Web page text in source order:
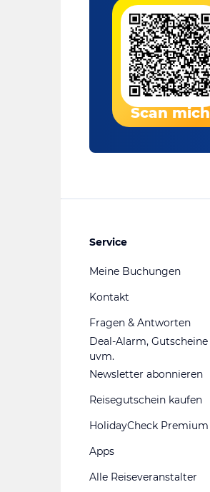
Scan mich
Service
Meine Buchungen
Kontakt
Fragen & Antworten
Deal-Alarm, Gutscheine
uvm.
Newsletter abonnieren
Reisegutschein kaufen
HolidayCheck Premium
Apps
Alle Reiseveranstalter